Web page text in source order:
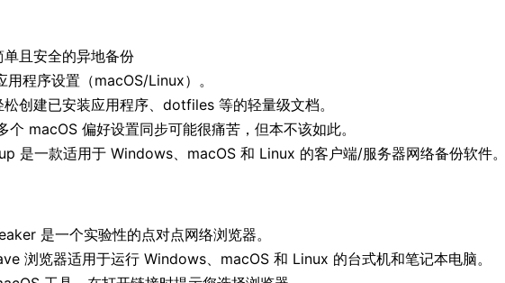
单且安全的异地备份
用程序设置（macOS/Linux）。
松创建已安装应用程序、dotfiles 等的轻量级文档。
个 macOS 偏好设置同步可能很痛苦，但本不该如此。
是一款适用于 Windows、macOS 和 Linux 的客户端/服务器网络备份软件
是一个实验性的点对点网络浏览器。
浏览器适用于运行 Windows、macOS 和 Linux 的台式机和笔记本电脑。